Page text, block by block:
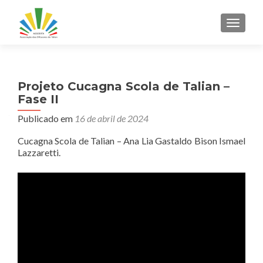
Projeto Cucagna Scola de Talian –
Fase II
Publicado em 16 de abril de 2024
Cucagna Scola de Talian – Ana Lia Gastaldo Bison Ismael
Lazzaretti.